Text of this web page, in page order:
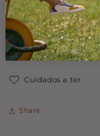
Materiais
Dimensão
Cuidados a ter
Share